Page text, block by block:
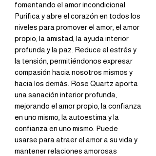
fomentando el amor incondicional.
Purifica y abre el corazón en todos los
niveles para promover el amor, el amor
propio, la amistad, la ayuda interior
profunda y la paz. Reduce el estrés y
la tensión, permitiéndonos expresar
compasión hacia nosotros mismos y
hacia los demás. Rose Quartz aporta
una sanación interior profunda,
mejorando el amor propio, la confianza
en uno mismo, la autoestima y la
confianza en uno mismo. Puede
usarse para atraer el amor a su vida y
mantener relaciones amorosas